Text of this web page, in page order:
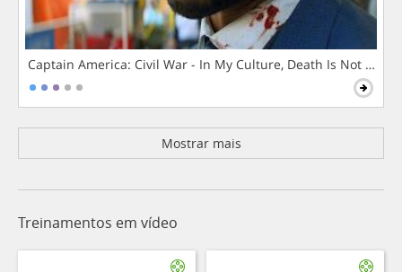
Captain America: Civil War - In My Culture, Death Is Not The
Mostrar mais
Treinamentos em vídeo